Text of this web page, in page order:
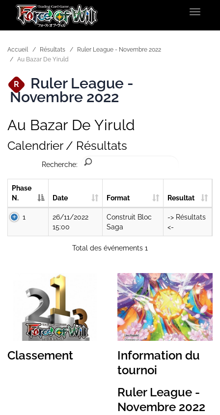
Toggle
Accueil Résultats
Ruler League - Novembre 2022
Au Bazar De Yiruld
R Ruler League -
Novembre 2022
Au Bazar De Yiruld
Calendrier / Résultats
Recherche:
Phase
N.
Date Format Resultat
1
26/11/2022
15:00
Construit Bloc
Saga
-> Résultats
<-
Total des événements 1
Classement
Information du
tournoi
Ruler League -
Novembre 2022